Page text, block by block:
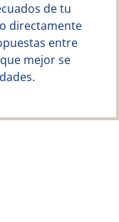
de tu
directamente
entre
mejor se